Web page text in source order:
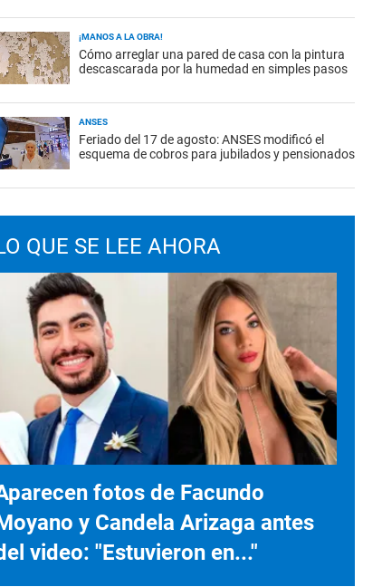
¡MANOS A LA OBRA!
Cómo arreglar una pared de casa con la pintura
descascarada por la humedad en simples pasos
ANSES
Feriado del 17 de agosto: ANSES modificó el
esquema de cobros para jubilados y pensionados
QUE SE LEE AHORA
fotos de Facundo
y Candela Arizaga antes
video: "Estuvieron en..."